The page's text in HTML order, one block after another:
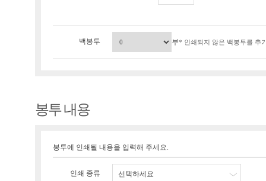
백봉투 부* 인쇄되지 않은 백봉투를 추
봉투 내용
봉투에 인쇄될 내용을 입력해 주세요.
인쇄 종류 선택하세요